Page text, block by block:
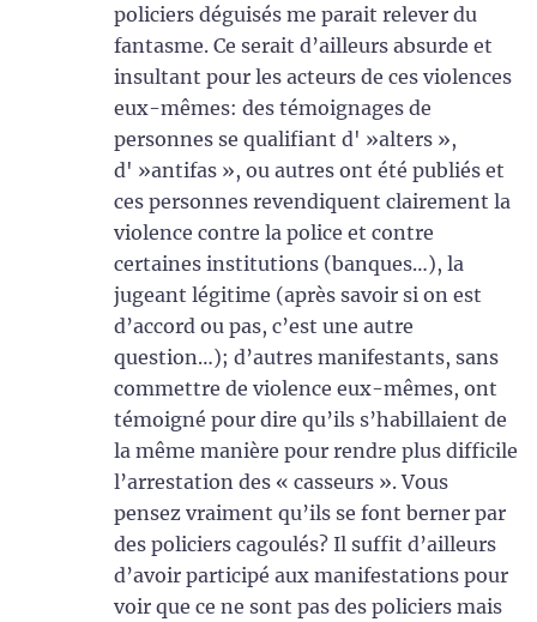
policiers déguisés me parait relever du
fantasme. Ce serait d’ailleurs absurde et
insultant pour les acteurs de ces violences
eux-mêmes: des témoignages de
personnes se qualifiant d' »alters »,
d' »antifas », ou autres ont été publiés et
ces personnes revendiquent clairement la
violence contre la police et contre
certaines institutions (banques…), la
jugeant légitime (après savoir si on est
d’accord ou pas, c’est une autre
question…); d’autres manifestants, sans
commettre de violence eux-mêmes, ont
témoigné pour dire qu’ils s’habillaient de
la même manière pour rendre plus difficile
l’arrestation des « casseurs ». Vous
pensez vraiment qu’ils se font berner par
des policiers cagoulés? Il suffit d’ailleurs
d’avoir participé aux manifestations pour
voir que ce ne sont pas des policiers mais